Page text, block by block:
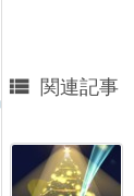
 関連記事